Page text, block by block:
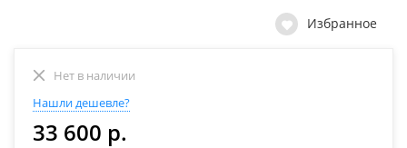
Избранное
Нет в наличии
Нашли дешевле?
33 600 р.